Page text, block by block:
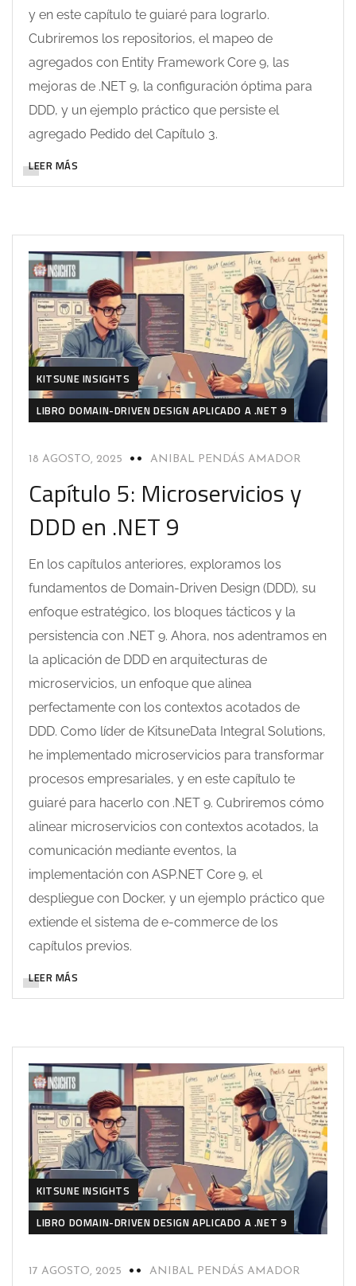
y en este capítulo te guiaré para lograrlo.
Cubriremos los repositorios, el mapeo de
agregados con Entity Framework Core 9, las
mejoras de .NET 9, la configuración óptima para
DDD, y un ejemplo práctico que persiste el
agregado Pedido del Capítulo 3.
LEER MÁS
KITSUNE INSIGHTS
LIBRO DOMAIN-DRIVEN DESIGN APLICADO A .NET 9
18 AGOSTO, 2025 ANIBAL PENDÁS AMADOR
Capítulo 5: Microservicios y
DDD en .NET 9
En los capítulos anteriores, exploramos los
fundamentos de Domain-Driven Design (DDD), su
enfoque estratégico, los bloques tácticos y la
persistencia con .NET 9. Ahora, nos adentramos en
la aplicación de DDD en arquitecturas de
microservicios, un enfoque que alinea
perfectamente con los contextos acotados de
DDD. Como líder de KitsuneData Integral Solutions,
he implementado microservicios para transformar
procesos empresariales, y en este capítulo te
guiaré para hacerlo con .NET 9. Cubriremos cómo
alinear microservicios con contextos acotados, la
comunicación mediante eventos, la
implementación con ASP.NET Core 9, el
despliegue con Docker, y un ejemplo práctico que
extiende el sistema de e-commerce de los
capítulos previos.
LEER MÁS
KITSUNE INSIGHTS
LIBRO DOMAIN-DRIVEN DESIGN APLICADO A .NET 9
17 AGOSTO, 2025 ANIBAL PENDÁS AMADOR